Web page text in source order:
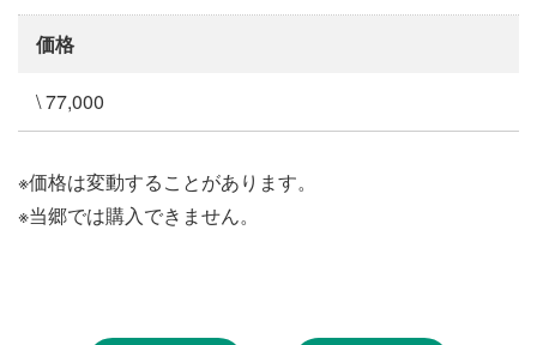
価格
\ 77,000
※価格は変動することがあります。
※当郷では購入できません。